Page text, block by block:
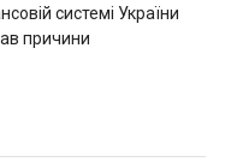
системі України
причини